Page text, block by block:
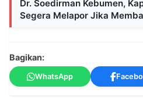
Dr. Soedirman Kebumen,
Segera Melapor Jika
Bagikan:
WhatsApp